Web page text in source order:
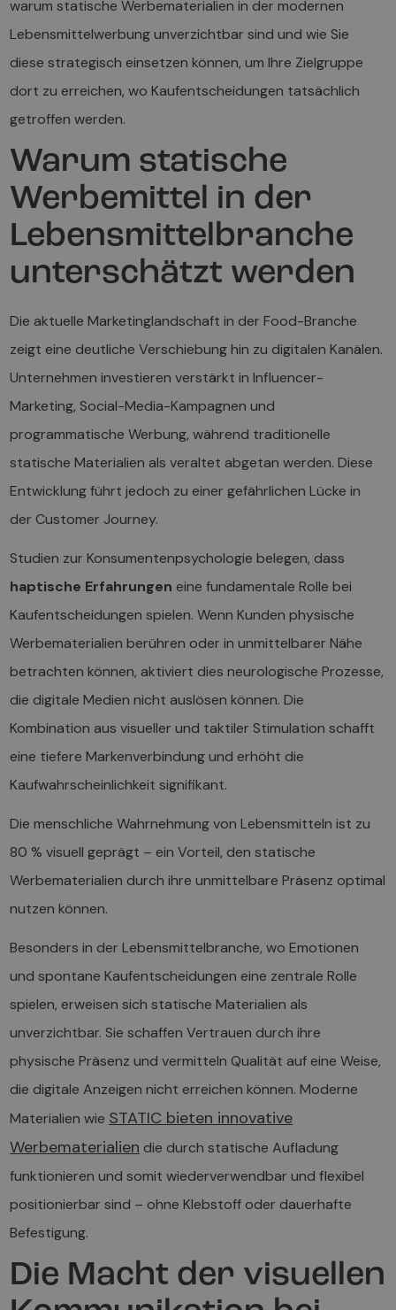
warum statische Werbematerialien in der modernen
Lebensmittelwerbung unverzichtbar sind und wie Sie
diese strategisch einsetzen können, um Ihre Zielgruppe
dort zu erreichen, wo Kaufentscheidungen tatsächlich
getroffen werden.
Warum statische
Werbemittel in der
Lebensmittelbranche
unterschätzt werden
Die aktuelle Marketinglandschaft in der Food-Branche
zeigt eine deutliche Verschiebung hin zu digitalen Kanälen.
Unternehmen investieren verstärkt in Influencer-
Marketing, Social-Media-Kampagnen und
programmatische Werbung, während traditionelle
statische Materialien als veraltet abgetan werden. Diese
Entwicklung führt jedoch zu einer gefährlichen Lücke in
der Customer Journey.
Studien zur Konsumentenpsychologie belegen, dass
haptische Erfahrungen eine fundamentale Rolle bei
Kaufentscheidungen spielen. Wenn Kunden physische
Werbematerialien berühren oder in unmittelbarer Nähe
betrachten können, aktiviert dies neurologische Prozesse,
die digitale Medien nicht auslösen können. Die
Kombination aus visueller und taktiler Stimulation schafft
eine tiefere Markenverbindung und erhöht die
Kaufwahrscheinlichkeit signifikant.
Die menschliche Wahrnehmung von Lebensmitteln ist zu
80 % visuell geprägt – ein Vorteil, den statische
Werbematerialien durch ihre unmittelbare Präsenz optimal
nutzen können.
Besonders in der Lebensmittelbranche, wo Emotionen
und spontane Kaufentscheidungen eine zentrale Rolle
spielen, erweisen sich statische Materialien als
unverzichtbar. Sie schaffen Vertrauen durch ihre
physische Präsenz und vermitteln Qualität auf eine Weise,
die digitale Anzeigen nicht erreichen können. Moderne
Materialien wie STATIC bieten innovative
Werbematerialien die durch statische Aufladung
funktionieren und somit wiederverwendbar und flexibel
positionierbar sind – ohne Klebstoff oder dauerhafte
Befestigung.
Die Macht der visuellen